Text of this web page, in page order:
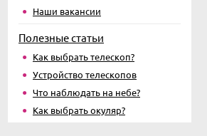
Наши вакансии
Полезные статьи
Как выбрать телескоп?
Устройство телескопов
Что наблюдать на небе?
Как выбрать окуляр?